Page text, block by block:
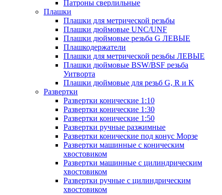
Патроны сверлильные
Плашки
Плашки для метрической резьбы
Плашки дюймовые UNC/UNF
Плашки дюймовые резьба G ЛЕВЫЕ
Плашкодержатели
Плашки для метрической резьбы ЛЕВЫЕ
Плашки дюймовые BSW/BSF резьба
Уитворта
Плашки дюймовые для резьб G, R и K
Развертки
Развертки конические 1:10
Развертки конические 1:30
Развертки конические 1:50
Развертки ручные разжимные
Развертки конические под конус Морзе
Развертки машинные с коническим
хвостовиком
Развертки машинные с цилиндрическим
хвостовиком
Развертки ручные с цилиндрическим
хвостовиком